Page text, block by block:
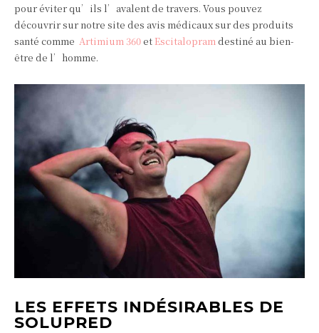
pour éviter qu’ils l’avalent de travers. Vous pouvez
découvrir sur notre site des avis médicaux sur des produits
santé comme Artimium 360etEscitalopramdestiné au bien-
être de l’homme.
LES EFFETS INDÉSIRABLES DE
SOLUPRED